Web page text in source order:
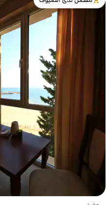
من أبرز البيوت المفضّلة لدى الضيوف